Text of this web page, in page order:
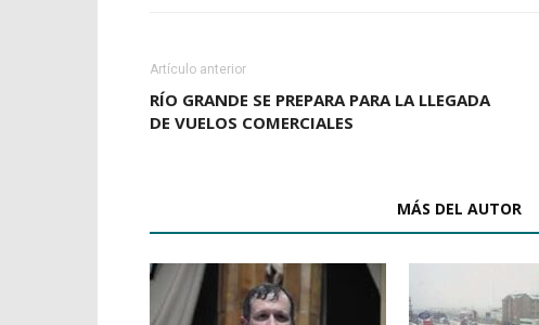
Artículo anterior
RÍO GRANDE SE PREPARA PARA LA LLEGADA
DE VUELOS COMERCIALES
MÁS DEL AUTOR